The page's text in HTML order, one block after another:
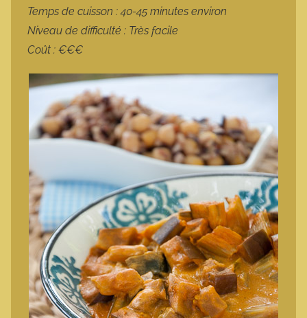
Temps de cuisson : 40-45 minutes environ
Niveau de difficulté : Très facile
Coût : €€€